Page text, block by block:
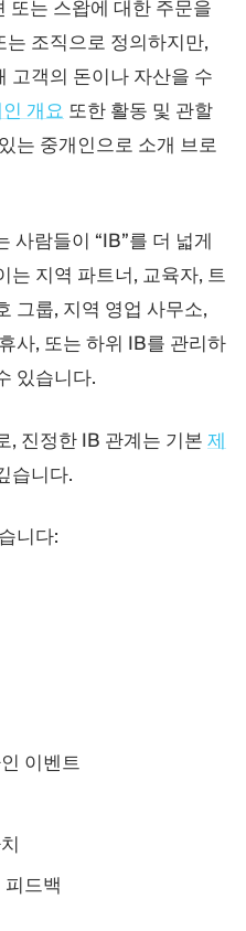
또는 스왑에 대한 주문을
조직으로 정의하지만,
고객의 돈이나 자산을 수
개요 또한 활동 및 관할
는 중개인으로 소개 브로
사람들이 “IB”를 더 넓게
는 지역 파트너, 교육자, 트
그룹, 지역 영업 사무소,
사, 또는 하위 IB를 관리하
있습니다.
, 진정한 IB 관계는 기본 제
습니다.
니다:
이벤트
드백